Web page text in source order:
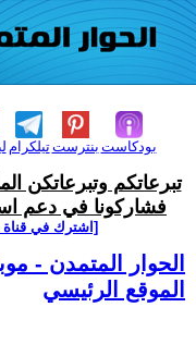
تيلكرامبنترست بودكاست
تبرعاتكم وتبرعاتكن
فشاركونا في دعم
[اشترك في قناة
الحوار المتمدن -
الموقع الرئيسي